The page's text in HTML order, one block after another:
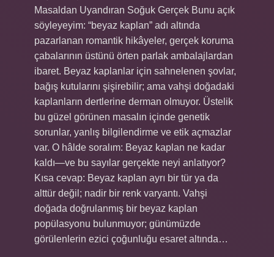
Masaldan Uyandıran Soğuk Gerçek Bunu açık
söyleyeyim: “beyaz kaplan” adı altında
pazarlanan romantik hikâyeler, gerçek koruma
çabalarının üstünü örten parlak ambalajlardan
ibaret. Beyaz kaplanlar için sahnelenen şovlar,
bağış kutularını şişirebilir; ama vahşi doğadaki
kaplanların dertlerine derman olmuyor. Üstelik
bu güzel görünen masalın içinde genetik
sorunlar, yanlış bilgilendirme ve etik açmazlar
var. O hâlde soralım: Beyaz kaplan ne kadar
kaldı—ve bu sayılar gerçekte neyi anlatıyor?
Kısa cevap: Beyaz kaplan ayrı bir tür ya da
alttür değil; nadir bir renk varyantı. Vahşi
doğada doğrulanmış bir beyaz kaplan
popülasyonu bulunmuyor; günümüzde
görülenlerin ezici çoğunluğu esaret altında…